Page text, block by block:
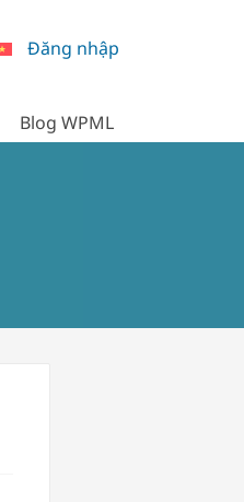
Đăng nhập
Blog WPML